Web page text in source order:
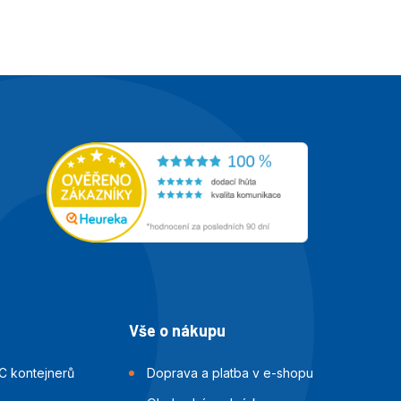
kontejnerů
Vše o nákupu
Doprava a platba v e-shopu